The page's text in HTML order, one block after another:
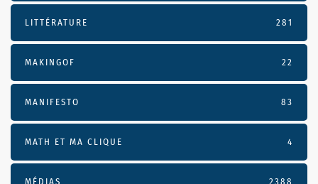
LITTÉRATURE 281
MAKINGOF 22
MANIFESTO 83
MATH ET MA CLIQUE 4
MÉDIAS 2388